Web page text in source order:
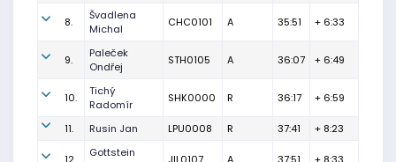
8.
Švadlena
Michal
CHC0101 A 35:51 + 6:33
9.
Paleček
Ondřej
STH0105 A 36:07 + 6:49
10.
Tichý
Radomír
SHK0000 R 36:17 + 6:59
11. Rusin Jan LPU0008 R 37:41 + 8:23
Gottstein